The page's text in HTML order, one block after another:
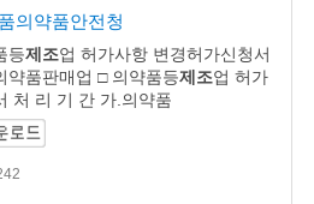
의약품안전청
등제조업 허가사항 변경허가신청서
약품판매업 □ 의약품등제조업 허가
처 리 기 간 가.의약품